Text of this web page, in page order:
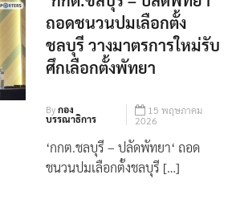
‘กกต.ชลบุรี – ปลัดพัทยา‘
ถอดชนวนปมเลือกตั้ง
ชลบุรี วางมาตรการใหม่รับ
ศึกเลือกตั้งพัทยา
Byกอง
บรรณาธิการ
15 พฤษภาคม
2026
‘กกต.ชลบุรี – ปลัดพัทยา‘ ถอด